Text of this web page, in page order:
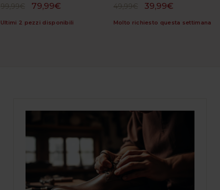
99,99€ 79,99€
Ultimi 2 pezzi disponibili
49,99€ 39,99€
Molto richiesto questa settimana